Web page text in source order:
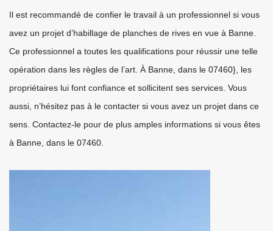
Il est recommandé de confier le travail à un professionnel si vous
avez un projet d’habillage de planches de rives en vue à Banne.
Ce professionnel a toutes les qualifications pour réussir une telle
opération dans les règles de l’art. À Banne, dans le 07460}, les
propriétaires lui font confiance et sollicitent ses services. Vous
aussi, n’hésitez pas à le contacter si vous avez un projet dans ce
sens. Contactez-le pour de plus amples informations si vous êtes
à Banne, dans le 07460.